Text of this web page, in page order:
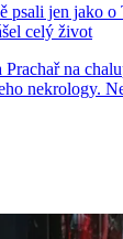
psali jen jako
celý život
na
nekrology.